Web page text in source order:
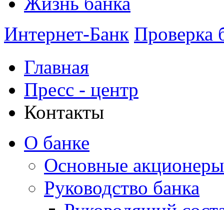
Интернет-Банк Проверка
Главная
Пресс - центр
Контакты
О банке
Основные акционеры
Руководство банка